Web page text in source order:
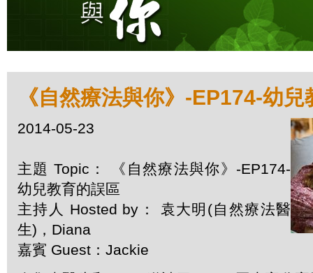
《自然療法與你》-EP174-幼
2014-05-23
主題 Topic： 《自然療法與你》-EP174-
幼兒教育的誤區
主持人 Hosted by： 袁大明(自然療法醫
生)，Diana
嘉賓 Guest：Jackie